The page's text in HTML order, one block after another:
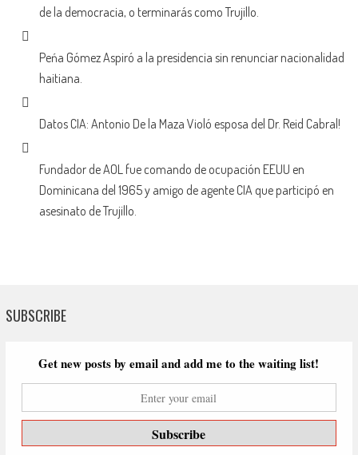
de la democracia, o terminarás como Trujillo.
Peńa Gómez Aspiró a la presidencia sin renunciar nacionalidad
haitiana.
Datos CIA: Antonio De la Maza Violó esposa del Dr. Reid Cabral!
Fundador de AOL fue comando de ocupación EEUU en
Dominicana del 1965 y amigo de agente CIA que participó en
asesinato de Trujillo.
SUBSCRIBE
Get new posts by email and add me to the waiting list!